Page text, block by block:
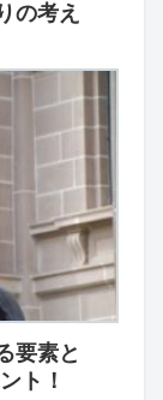
の考え
要素と
ト！